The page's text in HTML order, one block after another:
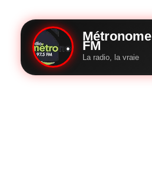
Métronome
FM
La radio, la vraie